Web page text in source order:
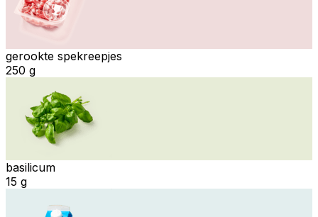
gerookte spekreepjes
250 g
basilicum
15 g